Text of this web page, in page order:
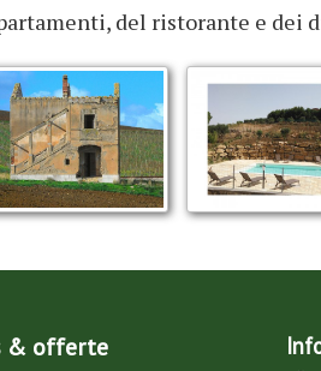
del ristorante e dei
& offerte